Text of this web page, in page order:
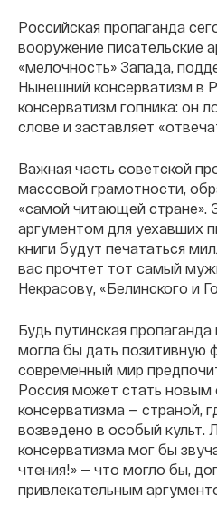
Российская пропаганда
вооружение писательские
«мелочность» Запада,
Нынешний консерватизм в
консерватизм гопника: он
слове и заставляет
Важная часть советской
массовой грамотности,
«самой читающей
аргументом для уехавших
книги будут печататься
вас прочтет тот самый
Некрасову, «Белинского и
Будь путинская
могла бы дать позитивную
современный мир
Россия может стать новым
консерватизма — страной,
возведено в особый культ.
консерватизма мог бы
чтения!» — что могло бы,
привлекательным